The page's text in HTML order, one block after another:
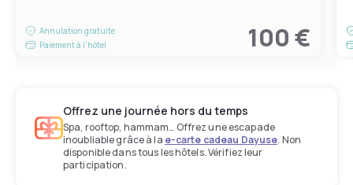
Annulation gratuite
Paiement à l'hôtel
100 €
Offrez une journée hors du temps
Spa, rooftop, hammam… Offrez une escapade
inoubliable grâce à la e-carte cadeau Dayuse. Non
disponible dans tous les hôtels. Vérifiez leur
participation.